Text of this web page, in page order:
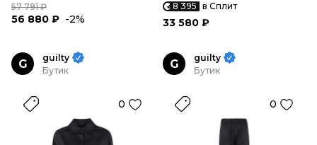
57 791 ₽
56 880 ₽ -2%
8 395 в Сплит
33 580 ₽
G
guilty
Бутик
0
G
guilty
Бутик
0